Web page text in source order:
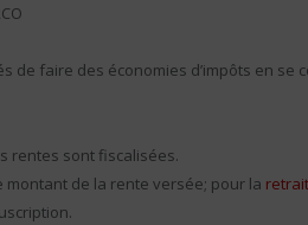
de faire des économies d’impôts en se
rentes sont fiscalisées.
montant de la rente versée; pour la